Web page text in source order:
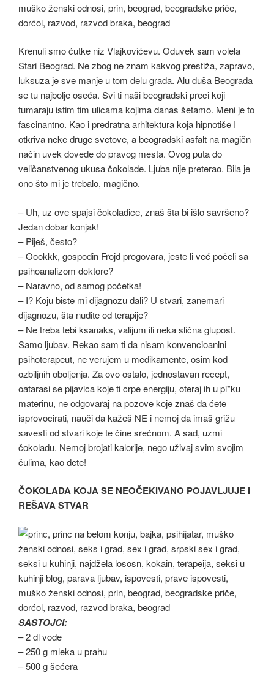
Krenuli smo ćutke niz Vlajkovićevu. Oduvek sam volela
Stari Beograd. Ne zbog ne znam kakvog prestiža, zapravo,
luksuza je sve manje u tom delu grada. Alu duša Beograda
se tu najbolje oseća. Svi ti naši beogradski preci koji
tumaraju istim tim ulicama kojima danas šetamo. Meni je to
fascinantno. Kao i predratna arhitektura koja hipnotiše I
otkriva neke druge svetove, a beogradski asfalt na magičn
način uvek dovede do pravog mesta. Ovog puta do
veličanstvenog ukusa čokolade. Ljuba nije preterao. Bila je
ono što mi je trebalo, magično.
– Uh, uz ove spajsi čokoladice, znaš šta bi išlo savršeno?
Jedan dobar konjak!
– Piješ, često?
– Oookkk, gospodin Frojd progovara, jeste li već počeli sa
psihoanalizom doktore?
– Naravno, od samog početka!
– I? Koju biste mi dijagnozu dali? U stvari, zanemari
dijagnozu, šta nudite od terapije?
– Ne treba tebi ksanaks, valijum ili neka slična glupost.
Samo ljubav. Rekao sam ti da nisam konvencioanlni
psihoterapeut, ne verujem u medikamente, osim kod
ozbiljnih oboljenja. Za ovo ostalo, jednostavan recept,
oatarasi se pijavica koje ti crpe energiju, oteraj ih u pi*ku
materinu, ne odgovaraj na pozove koje znaš da ćete
isprovocirati, nauči da kažeš NE i nemoj da imaš grižu
savesti od stvari koje te čine srećnom. A sad, uzmi
čokoladu. Nemoj brojati kalorije, nego uživaj svim svojim
čulima, kao dete!
ČOKOLADA KOJA SE NEOČEKIVANO POJAVLJUJE I
REŠAVA STVAR
SASTOJCI:
– 2 dl vode
– 250 g mleka u prahu
– 500 g šećera